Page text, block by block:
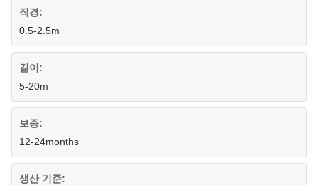
직경:
0.5-2.5m
길이:
5-20m
보증:
12-24months
생산 기준: